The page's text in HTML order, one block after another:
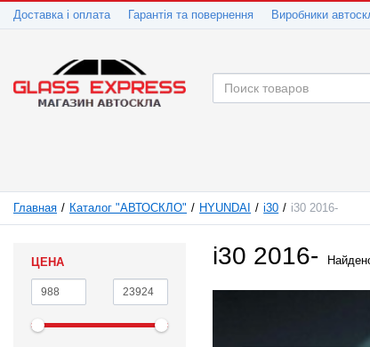
Доставка і оплата Гарантія та повернення Виробники
Главная Каталог "АВТОСКЛО" HYUNDAI i30 i30 2016-
ЦЕНА i30 2016-